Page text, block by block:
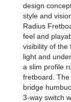
design
style and
Radius
feel and
visibility of the
light and
a slim profile
fretboard.
bridge
3-way switch